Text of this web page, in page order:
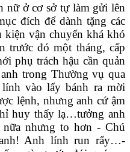
nữ ở cơ sở tự làm gửi lên
đích để dành tặng các
kiện vận chuyển khá khó
trước đó một tháng, cấp
phụ trách hậu cần quản
trong Thường vụ qua
vào lấy bánh ra mời
lệnh, nhưng anh cứ ậm
huy thấy lạ…tưởng anh
nữa nhưng to hơn - Chú
Anh lính run rẩy…-